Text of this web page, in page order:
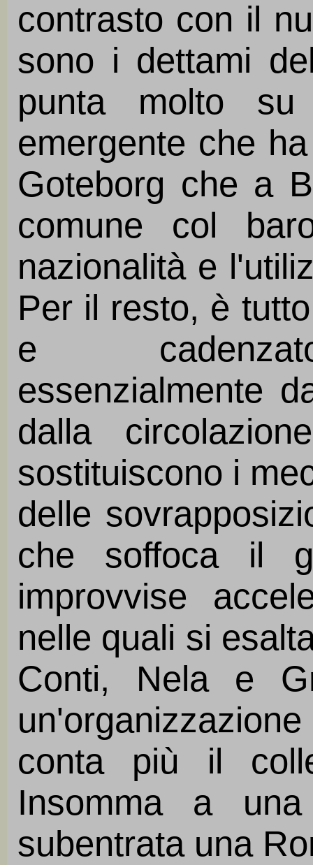
contrasto con il
sono i dettami
punta molto
emergente che
Goteborg che a
comune col
nazionalità e
Per il resto, è
e
essenzialmente
dalla
sostituiscono i
delle
che soffoca il
improvvise
nelle quali si
Conti, Nela e
conta più il
Insomma a
subentrata una